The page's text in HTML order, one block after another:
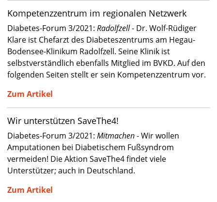
Kompetenzzentrum im regionalen Netzwerk
Diabetes-Forum 3/2021: Radolfzell- Dr. Wolf-Rüdiger
Klare ist Chefarzt des Diabeteszentrums am Hegau-
Bodensee-Klinikum Radolfzell. Seine Klinik ist
selbstverständlich ebenfalls Mitglied im BVKD. Auf den
folgenden Seiten stellt er sein Kompetenzzentrum vor.
Zum Artikel
Wir unterstützen SaveThe4!
Diabetes-Forum 3/2021: Mitmachen- Wir wollen
Amputationen bei Diabetischem Fußsyndrom
vermeiden! Die Aktion SaveThe4 findet viele
Unterstützer; auch in Deutschland.
Zum Artikel